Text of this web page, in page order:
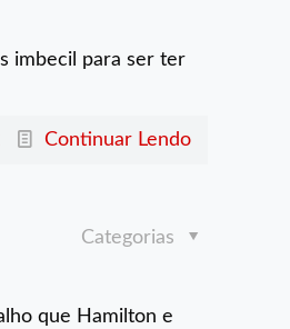
imbecil para ser ter
Continuar Lendo
Categorias
que Hamilton e